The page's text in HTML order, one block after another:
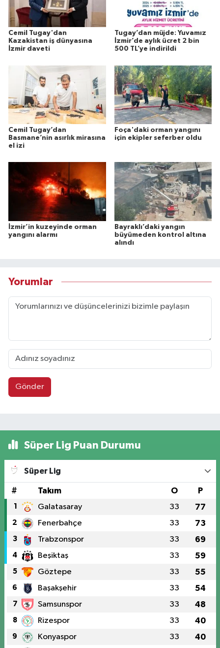
Cemil Tugay'dan
Kazakistan iş dünyasına
İzmir daveti
Tugay’dan müjde: Yuvamız
İzmir’de aylık ücret 2 bin
500 TL’ye indirildi
Cemil Tugay’dan
Basmane’nin asırlık mirasına
el izi
Foça'daki orman yangını
için ekipler seferber oldu
İzmir’in kuzeyinde orman
yangını alarmı
Bayraklı’daki yangın
büyümeden kontrol altına
alındı
Yorumlar
Gönder
Süper Lig Puan Durumu
Süper Lig
# Takım O P
1 Galatasaray 33 77
2 Fenerbahçe 33 73
3 Trabzonspor 33 69
4 Beşiktaş 33 59
5 Göztepe 33 55
6 Başakşehir 33 54
7 Samsunspor 33 48
8 Rizespor 33 40
9 Konyaspor 33 40